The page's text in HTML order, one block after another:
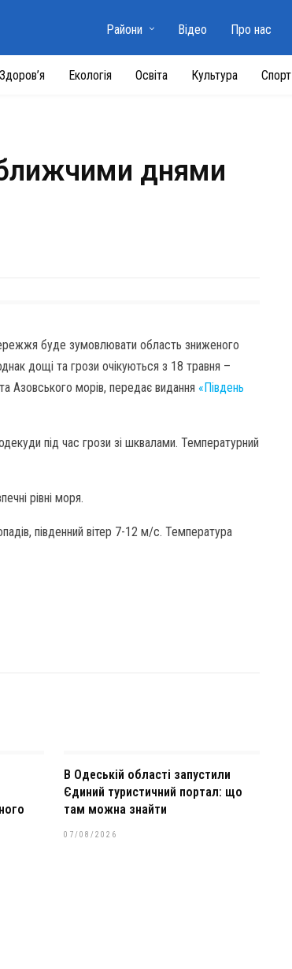
Здоров’я Екологія Освіта Культура Спорт
Райони Відео Про нас
днями
буде зумовлювати область зниженого
дощі та грози очікуються з 18 травня –
Азовського морів, передає видання «Південь
під час грози зі шквалами. Температурний
рівні моря.
південний вітер 7-12 м/с. Температура
В Одеській області запустили
Єдиний туристичний портал: що
там можна знайти
07/08/2026